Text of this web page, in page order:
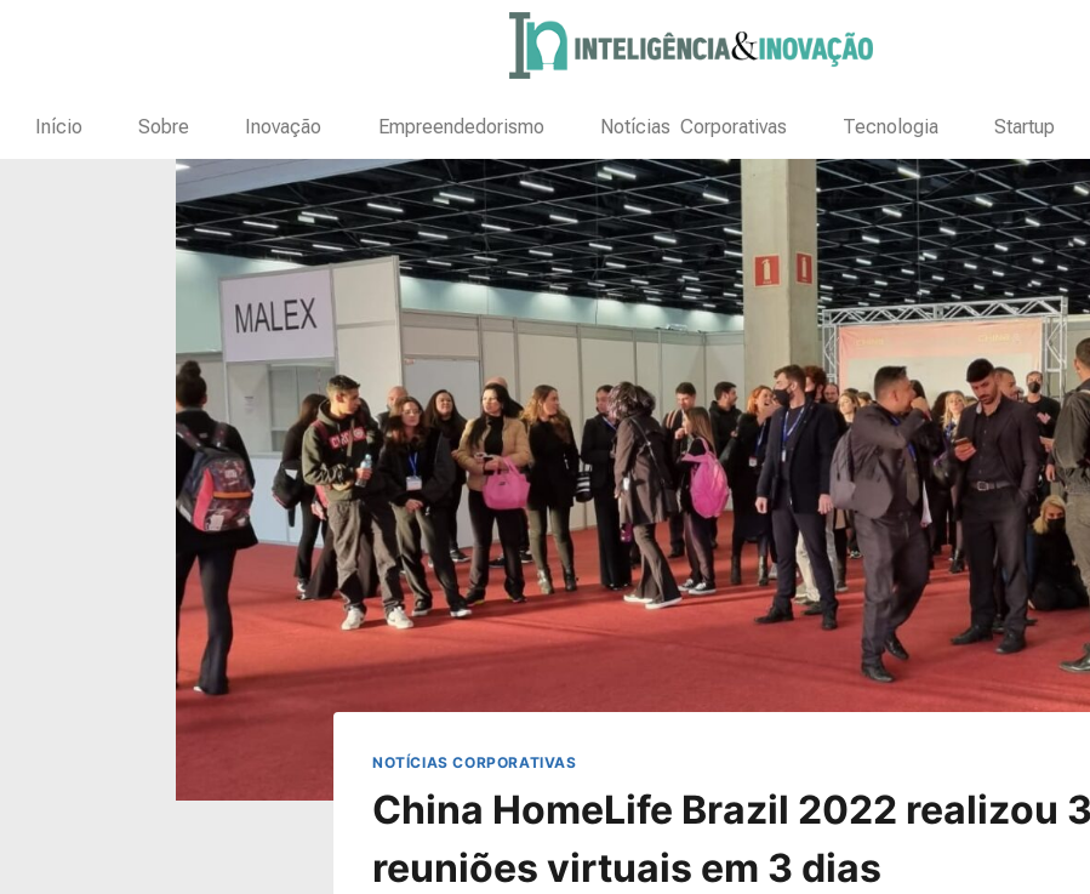
Início Sobre Inovação Empreendedorismo Notícias Corporativas Tecnologia Startup
NOTÍCIAS CORPORATIVAS
China HomeLife Brazil 2022 realizou
reuniões virtuais em 3 dias